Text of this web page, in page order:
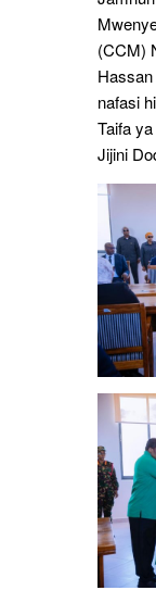
(CCM)
nafasi
Taifa
Jijini